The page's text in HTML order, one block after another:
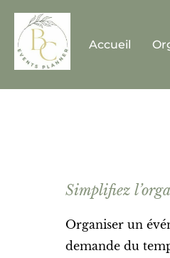
Accueil
Simplifiez
Organiser un
demande du